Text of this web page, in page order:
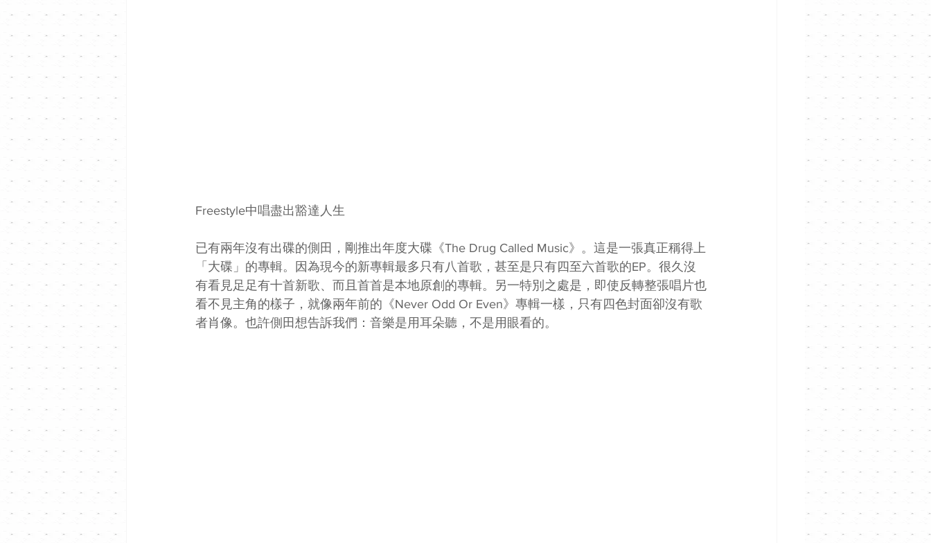
Freestyle中唱盡出豁達人生
已有兩年沒有出碟的側田，剛推出年度大碟《The Drug Called Music》。這是一張真正稱得上
「大碟」的專輯。因為現今的新專輯最多只有八首歌，甚至是只有四至六首歌的EP。很久沒
有看見足足有十首新歌、而且首首是本地原創的專輯。另一特別之處是，即使反轉整張唱片也
看不見主角的樣子，就像兩年前的《Never Odd Or Even》專輯一樣，只有四色封面卻沒有歌
者肖像。也許側田想告訴我們：音樂是用耳朵聽，不是用眼看的。